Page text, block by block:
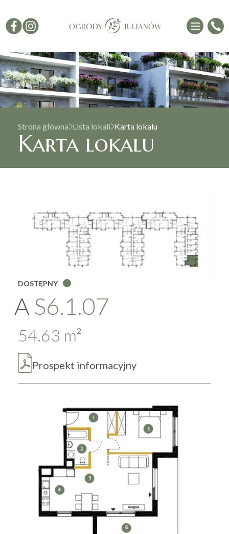
Strona główna Lista lokali Karta lokalu
Karta lokalu
DOSTĘPNY
A S6.1.07
54.63 m2
Prospekt informacyjny